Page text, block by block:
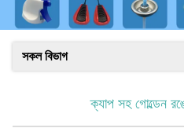
সকল বিভাগ
ক্যাপ সহ গোল্ডেন